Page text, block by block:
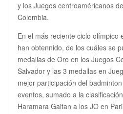
y los Juegos centroaméricanos
Colombia.
En el más reciente ciclo olímpico
han obtennido, de los cuáles se
medallas de Oro en los Juegos
Salvador y las 3 medallas en
mejor participación del
eventos, sumado a la
Haramara Gaitan a los JO en